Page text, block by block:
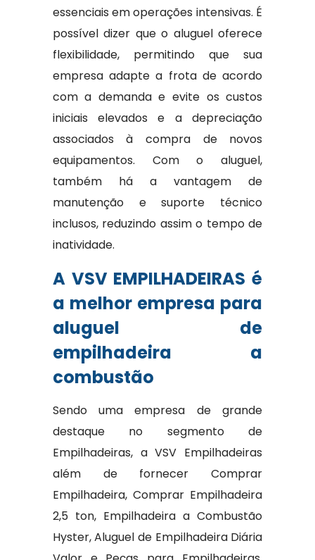
essenciais em operações intensivas. É
possível dizer que o aluguel oferece
flexibilidade, permitindo que sua
empresa adapte a frota de acordo
com a demanda e evite os custos
iniciais elevados e a depreciação
associados à compra de novos
equipamentos. Com o aluguel,
também há a vantagem de
manutenção e suporte técnico
inclusos, reduzindo assim o tempo de
inatividade.
A VSV EMPILHADEIRAS é
a melhor empresa para
aluguel de
empilhadeira a
combustão
Sendo uma empresa de grande
destaque no segmento de
Empilhadeiras, a VSV Empilhadeiras
além de fornecer Comprar
Empilhadeira, Comprar Empilhadeira
2,5 ton, Empilhadeira a Combustão
Hyster, Aluguel de Empilhadeira Diária